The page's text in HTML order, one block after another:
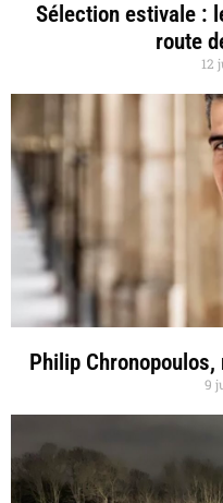
Sélection estivale :
route
12
Philip
9